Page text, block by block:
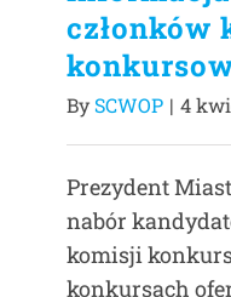
członków
BySCWOP | 4
Prezydent
nabór
komisji
konkursach